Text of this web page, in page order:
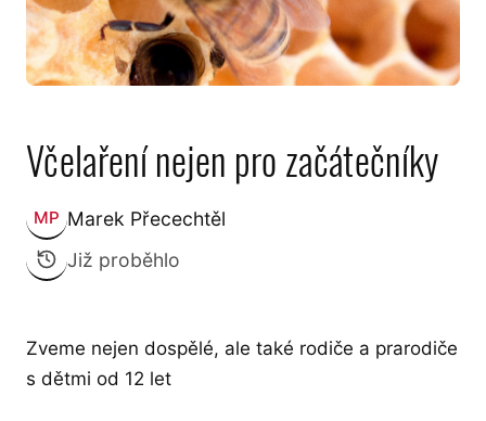
Včelaření nejen pro začátečníky
MP Zveřejnil:
Marek Přecechtěl
Již proběhlo
Zveme nejen dospělé, ale také rodiče a prarodiče
s dětmi od 12 let